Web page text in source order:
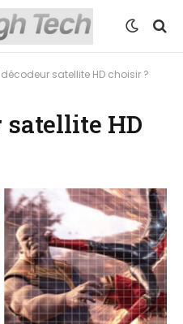
décodeur satellite HD choisir ?
satellite HD